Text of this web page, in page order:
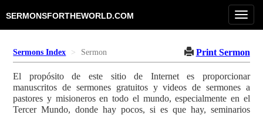
SERMONSFORTHEWORLD.COM
Sermons Index Sermon Print Sermon
El propósito de este sitio de Internet es proporcionar
manuscritos de sermones gratuitos y videos de sermones a
pastores y misioneros en todo el mundo, especialmente en el
Tercer Mundo, donde hay pocos, si es que hay, seminarios